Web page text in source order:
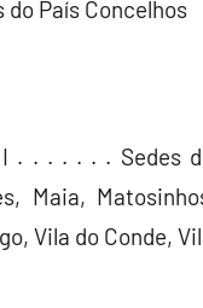
do País Concelhos
. . . . . . . Sedes
Maia,
Vila do Conde,